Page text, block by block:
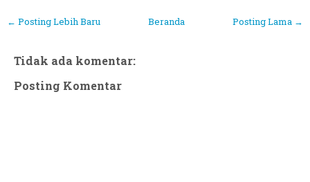
← Posting Lebih Baru Posting Lama →
Beranda
Tidak ada komentar:
Posting Komentar